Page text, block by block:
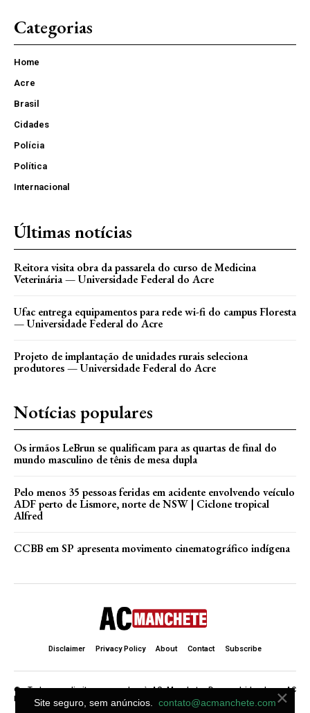
Categorias
Home
Acre
Brasil
Cidades
Polícia
Política
Internacional
Últimas notícias
Reitora visita obra da passarela do curso de Medicina
Veterinária — Universidade Federal do Acre
Ufac entrega equipamentos para rede wi-fi do campus Floresta
— Universidade Federal do Acre
Projeto de implantação de unidades rurais seleciona
produtores — Universidade Federal do Acre
Notícias populares
Os irmãos LeBrun se qualificam para as quartas de final do
mundo masculino de tênis de mesa dupla
Pelo menos 35 pessoas feridas em acidente envolvendo veículo
ADF perto de Lismore, norte de NSW | Ciclone tropical
Alfred
CCBB em SP apresenta movimento cinematográfico indígena
Disclaimer Privacy Policy About Contact Subscribe
©. Todos os direitos reservados à AC Manchete. Desenvolvido de ♥ AC
Manchete .Site seguro, sem anúncios. contato@acmanchete.com×